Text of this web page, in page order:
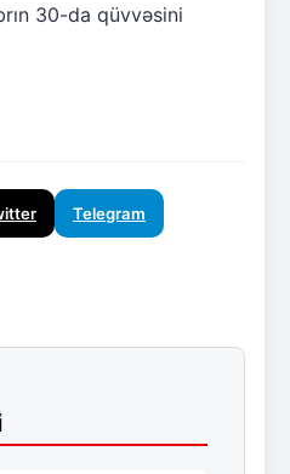
30-da qüvvəsini
Telegram